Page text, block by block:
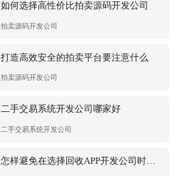
如何选择高性价比拍卖源码开发公司
拍卖源码开发公司
打造高效安全的拍卖平台要注意什么
拍卖源码开发公司
二手交易系统开发公司哪家好
二手交易系统开发公司
怎样避免在选择回收APP开发公司时踩坑